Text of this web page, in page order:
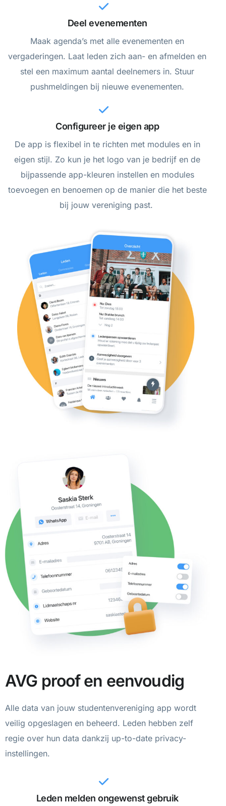
Deel evenementen
Maak agenda’s met alle evenementen en
vergaderingen. Laat leden zich aan- en afmelden en
stel een maximum aantal deelnemers in. Stuur
pushmeldingen bij nieuwe evenementen.
Configureer je eigen app
De app is flexibel in te richten met modules en in
eigen stijl. Zo kun je het logo van je bedrijf en de
bijpassende app-kleuren instellen en modules
toevoegen en benoemen op de manier die het beste
bij jouw vereniging past.
AVG proof en eenvoudig
Alle data van jouw studentenvereniging app wordt
veilig opgeslagen en beheerd. Leden hebben zelf
regie over hun data dankzij up-to-date privacy-
instellingen.
Leden melden ongewenst gebruik